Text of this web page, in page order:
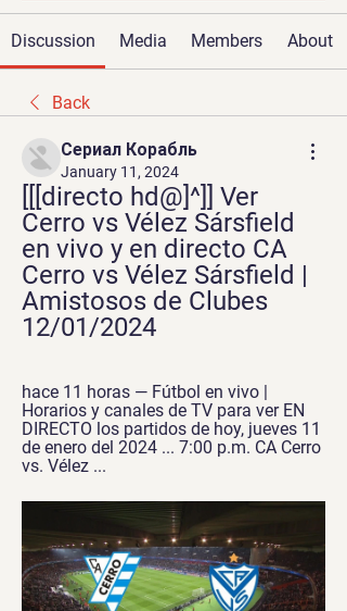
Discussion Media Members About
Back
Сериал Корабль
January 11, 2024
[[[directo hd@]^]] Ver
Cerro vs Vélez Sársfield
en vivo y en directo CA
Cerro vs Vélez Sársfield |
Amistosos de Clubes
12/01/2024
hace 11 horas — Fútbol en vivo |
Horarios y canales de TV para ver EN
DIRECTO los partidos de hoy, jueves 11
de enero del 2024 ... 7:00 p.m. CA Cerro
vs. Vélez ...